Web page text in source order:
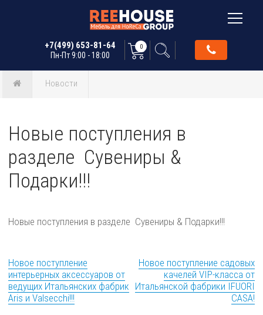
+7(499) 653-81-64
Пн-Пт 9:00 - 18:00
0
Новости
Новые поступления в
разделе Сувениры &
Подарки!!!
Новые поступления в разделе Сувениры & Подарки!!!
Новое поступление
интерьерных аксессуаров от
ведущих Итальянских фабрик
Aris и Valsecchi!!!
Новое поступление садовых
качелей VIP-класса от
Итальянской фабрики IFUORI
CASA!